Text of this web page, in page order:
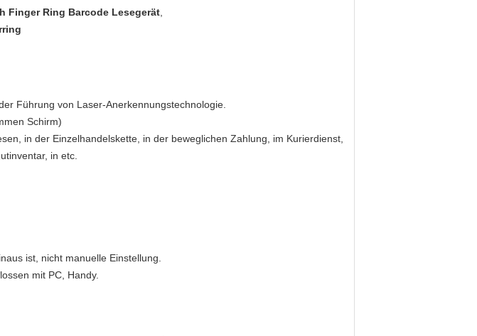
Finger Ring Barcode Lesegerät
Führung von Laser-Anerkennungstechnologie.
Schirm)
in der Einzelhandelskette, in der beweglichen Zahlung, im Kurierdienst,
in etc.
ist, nicht manuelle Einstellung.
mit PC, Handy.